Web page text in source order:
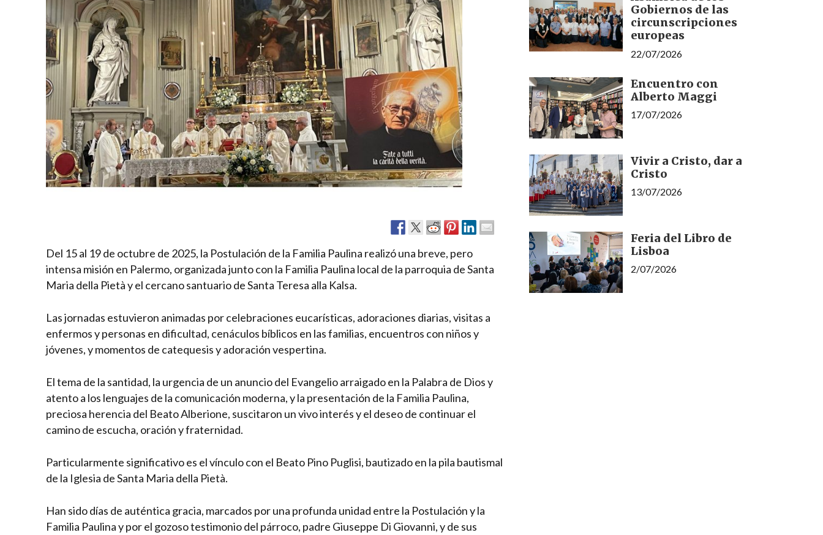
Narzole
San Lorenzo di Fossano
Susa
Del 15 al 19 de octubre de 2025, la Postulación de la Familia Paulina realizó una breve, pero
intensa misión en Palermo, organizada junto con la Familia Paulina local de la parroquia de Santa
Maria della Pietà y el cercano santuario de Santa Teresa alla Kalsa.
Las jornadas estuvieron animadas por celebraciones eucarísticas, adoraciones diarias, visitas a
enfermos y personas en dificultad, cenáculos bíblicos en las familias, encuentros con niños y
jóvenes, y momentos de catequesis y adoración vespertina.
El tema de la santidad, la urgencia de un anuncio del Evangelio arraigado en la Palabra de Dios y
atento a los lenguajes de la comunicación moderna, y la presentación de la Familia Paulina,
preciosa herencia del Beato Alberione, suscitaron un vivo interés y el deseo de continuar el
camino de escucha, oración y fraternidad.
Particularmente significativo es el vínculo con el Beato Pino Puglisi, bautizado en la pila bautismal
de la Iglesia de Santa Maria della Pietà.
Han sido días de auténtica gracia, marcados por una profunda unidad entre la Postulación y la
Familia Paulina y por el gozoso testimonio del párroco, padre Giuseppe Di Giovanni, y de sus
Gobiernos de las
circunscripciones
europeas
22/07/2026
Encuentro con
Alberto Maggi
17/07/2026
Vivir a Cristo, dar a
Cristo
13/07/2026
Feria del Libro de
Lisboa
2/07/2026